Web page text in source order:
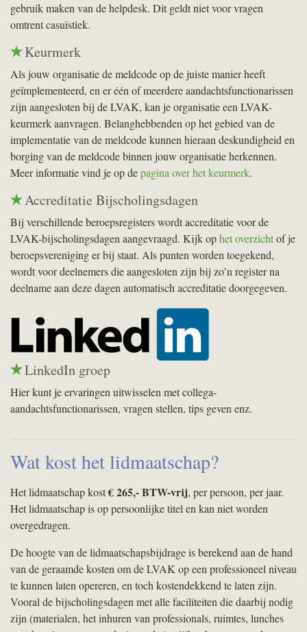
gebruik maken van de helpdesk. Dit geldt niet voor vragen
omtrent casuïstiek.
Keurmerk
Als jouw organisatie de meldcode op de juiste manier heeft
geïmplementeerd, en er één of meerdere aandachtsfunctionarissen
zijn aangesloten bij deLVAK, kan je organisatie eenLVAK-
keurmerk aanvragen. Belanghebbenden op het gebied van de
implementatie van de meldcode kunnen hieraan deskundigheid en
borging van de meldcode binnen jouw organisatie herkennen.
Meer informatie vind je op depagina over het keurmerk.
Accreditatie Bijscholingsdagen
Bij verschillende beroepsregisters wordt accreditatie voor de
LVAK-bijscholingsdagen aangevraagd. Kijk ophet overzichtof je
beroepsvereniging er bij staat. Als punten worden toegekend,
wordt voor deelnemers die aangesloten zijn bij zo’n register na
deelname aan deze dagen automatisch accreditatie doorgegeven.
LinkedIn groep
Hier kunt je ervaringen uitwisselen met collega-
aandachtsfunctionarissen, vragen stellen, tips geven enz.
Wat kost het lidmaatschap?
Het lidmaatschap kost€ 265,-BTW-vrij, per persoon, per jaar.
Het lidmaatschap is op persoonlijke titel en kan niet worden
overgedragen.
De hoogte van de lidmaatschapsbijdrage is berekend aan de hand
van de geraamde kosten om deLVAK op een professioneel niveau
te kunnen laten opereren, en toch kostendekkend te laten zijn.
Vooral de bijscholingsdagen met alle faciliteiten die daarbij nodig
zijn (materialen, het inhuren van professionals, ruimtes, lunches